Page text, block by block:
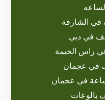
في الشارقة
في دبي
راس الخيمة
في عجمان
في عجمان
بالوعات